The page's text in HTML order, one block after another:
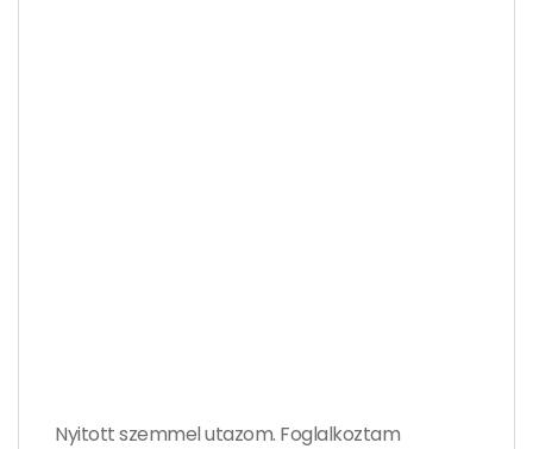
Nyitott szemmel utazom. Foglalkoztam